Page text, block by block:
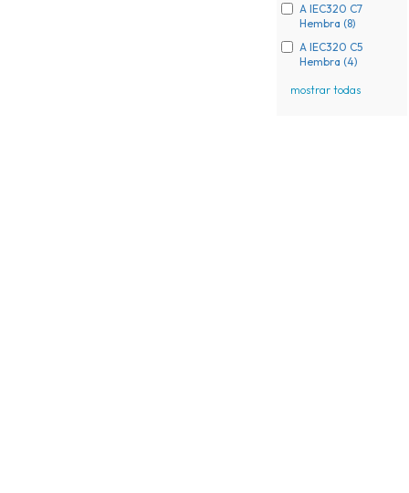
A IEC320 C7
Hembra (8)
A IEC320 C5
Hembra (4)
mostrar todas